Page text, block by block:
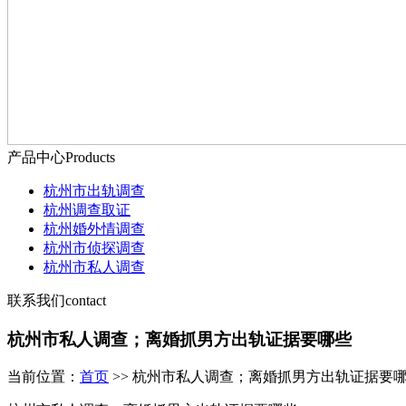
产品中心Products
杭州市出轨调查
杭州调查取证
杭州婚外情调查
杭州市侦探调查
杭州市私人调查
联系我们contact
杭州市私人调查；离婚抓男方出轨证据要哪些
当前位置： 首页 >> 杭州市私人调查；离婚抓男方出轨证据要